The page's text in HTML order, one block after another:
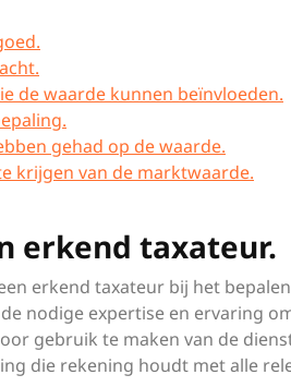
de waarde kunnen beïnvloeden.
gehad op de waarde.
krijgen van de marktwaarde.
erkend taxateur.
erkend taxateur bij het
nodige expertise en ervaring
gebruik te maken van de
die rekening houdt met alle